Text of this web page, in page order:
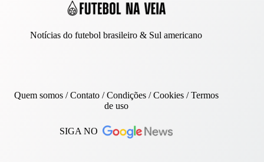
Notícias do futebol brasileiro & Sul americano
Quem somos/Contato/ Condições /Cookies/Termos
de uso
SIGA NO